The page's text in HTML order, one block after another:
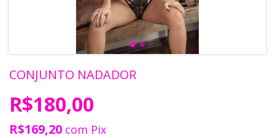
CONJUNTO NADADOR
R$180,00
R$169,20 com Pix